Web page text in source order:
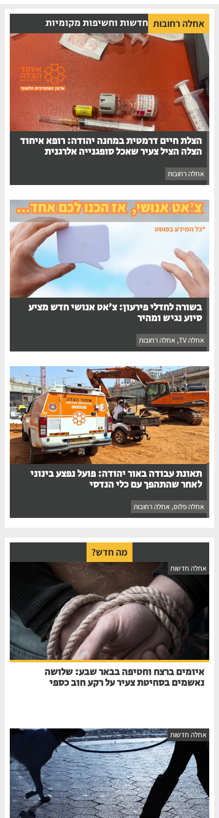
אחלה רחובות חדשות וחשיפות מקומיות
הצלת חיים דרמטית במחנה יהודה: רופא איחוד
הצלה הציל צעיר שאכל סופגנייה אלרגנית
אחלה רחובות
בשורה לחדלי פירעון: צ'אט אנושי חדש מציע
סיוע נגיש ומהיר
אחלה TV , אחלה רחובות
תאונת עבודה באור יהודה: פועל נפצע בינוני
לאחר שהתהפך עם כלי הנדסי
אחלה פלוס, אחלה רחובות
מה חדש?
אחלה חדשות
איומים ברצח וחטיפה בבאר שבע: שלושה
נאשמים בסחיטת צעיר על רקע חוב כספי
אחלה חדשות